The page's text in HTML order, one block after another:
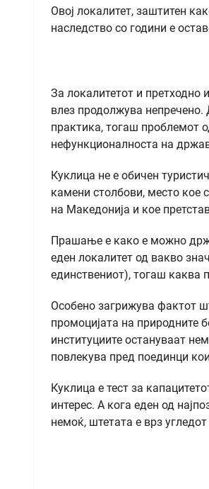
Овој локалитет, заштитен
наследство со години е
За локалитетот и претходно
влез продолжува непречено.
практика, тогаш проблемот
нефункционалноста на
Куклица не е обичен
камени столбови, место кое
на Македонија и кое
Прашање е како е можно
еден локалитет од вакво
единствениот), тогаш каква
Особено загрижува фактот
промоцијата на природните
институциите остануваат
повлекува пред поединци
Куклица е тест за
интерес. А кога еден од
немоќ, штетата е врз